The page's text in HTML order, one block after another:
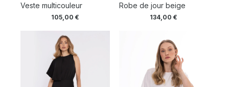
Veste multicouleur
105,00€
Robe de jour beige
134,00€